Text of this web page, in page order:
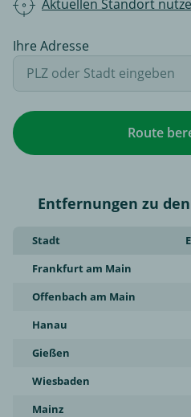
Aktuellen Standort
Ihre Adresse
Route
Entfernungen zu
Stadt
Frankfurt am Main
Offenbach am Main
Hanau
Gießen
Wiesbaden
Mainz